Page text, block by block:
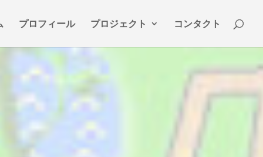
プロフィール プロジェクト コンタクト